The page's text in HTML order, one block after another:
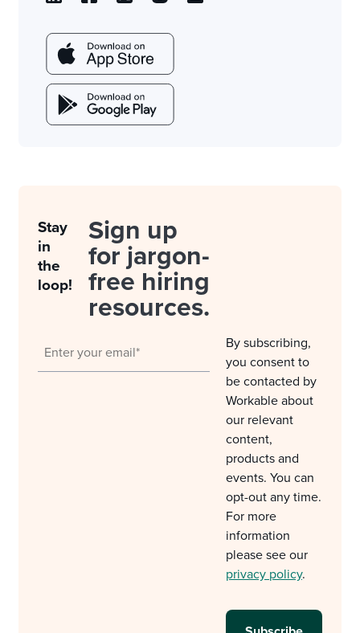
Stay
in
the
loop!
Sign up
for jargon-
free hiring
resources.
By subscribing,
you consent to
be contacted by
Workable about
our relevant
content,
products and
events. You can
opt-out any time.
For more
information
please see our
privacy policy.